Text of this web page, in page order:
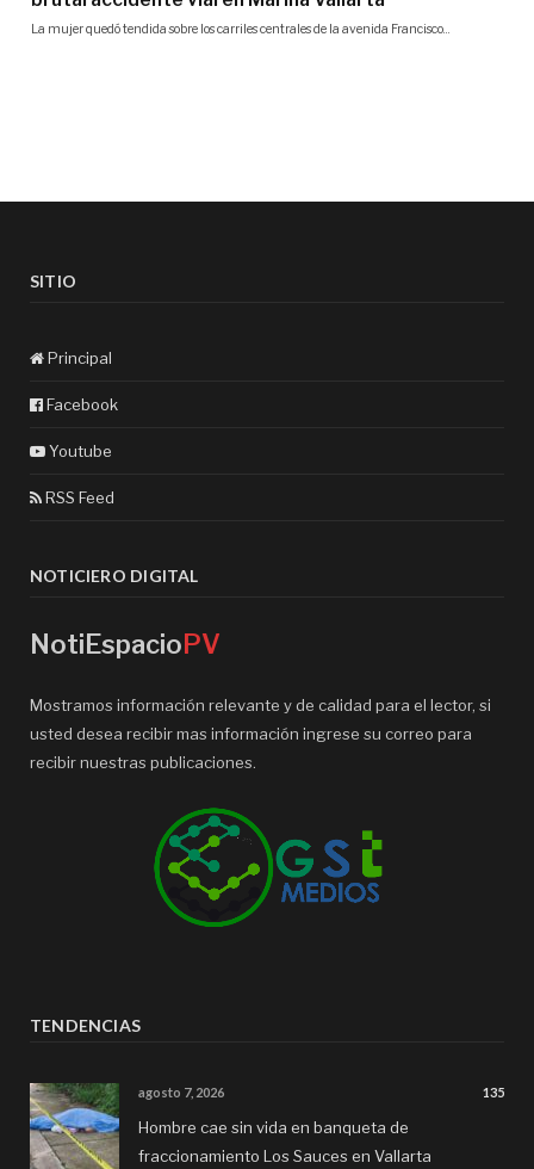
SITIO
Principal
Facebook
Youtube
RSS Feed
NOTICIERO DIGITAL
NotiEspacioPV
Mostramos información relevante y de calidad para el lector, si
usted desea recibir mas información ingrese su correo para
recibir nuestras publicaciones.
TENDENCIAS
agosto 7, 2026 135
Hombre cae sin vida en banqueta de
fraccionamiento Los Sauces en Vallarta